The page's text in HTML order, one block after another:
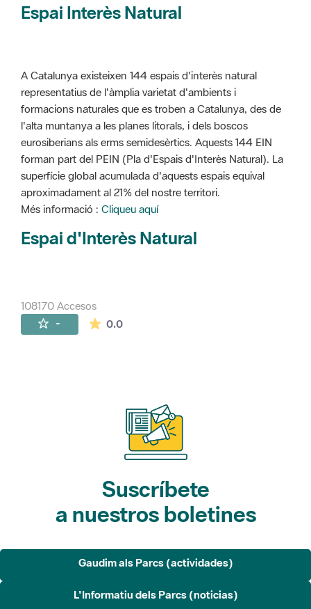
Espai Interès Natural
A Catalunya existeixen 144 espais d'interès natural
representatius de l'àmplia varietat d'ambients i
formacions naturales que es troben a Catalunya, des de
l'alta muntanya a les planes litorals, i dels boscos
eurosiberians als erms semidesèrtics. Aquests 144 EIN
forman part del PEIN (Pla d'Espais d'Interès Natural). La
superfície global acumulada d'aquests espais equival
aproximadament al 21% del nostre territori.
Més informació : Cliqueu aquí
Espai d'Interès Natural
108170 Accesos
- 0.0La valoración media es de 0 estrellas de
Suscríbete
a nuestros boletines
Gaudim als Parcs (actividades)
L'Informatiu dels Parcs (noticias)